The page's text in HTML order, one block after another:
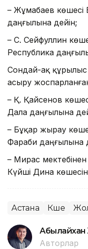
– Жұмабаев
даңғылына дейін;
– С. Сейфуллин
Республика
Сондай-ақ
асыру
– Қ. Қайсенов
Дала даңғылына
– Бұқар жырау
Фараби даңғылына
– Мирас
Күйші Дина
Астана Көше
Авторлар